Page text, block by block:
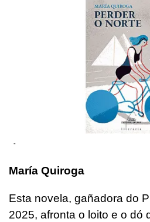
-
María Quiroga
Esta novela, gañadora do
2025, afronta o loito e o dó